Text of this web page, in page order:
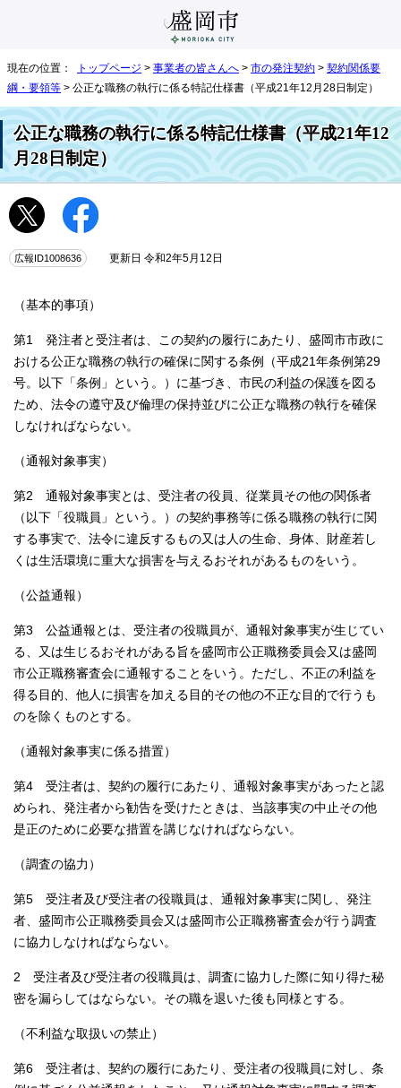
現在の位置： トップページ > 事業者の皆さんへ > 市の発注契約 > 契約関係要
綱・要領等 > 公正な職務の執行に係る特記仕様書（平成21年12月28日制定）
公正な職務の執行に係る特記仕様書（平成21年12
月28日制定）
広報ID1008636 更新日 令和2年5月12日
（基本的事項）
第1 発注者と受注者は、この契約の履行にあたり、盛岡市市政に
おける公正な職務の執行の確保に関する条例（平成21年条例第29
号。以下「条例」という。）に基づき、市民の利益の保護を図る
ため、法令の遵守及び倫理の保持並びに公正な職務の執行を確保
しなければならない。
（通報対象事実）
第2 通報対象事実とは、受注者の役員、従業員その他の関係者
（以下「役職員」という。）の契約事務等に係る職務の執行に関
する事実で、法令に違反するもの又は人の生命、身体、財産若し
くは生活環境に重大な損害を与えるおそれがあるものをいう。
（公益通報）
第3 公益通報とは、受注者の役職員が、通報対象事実が生じてい
る、又は生じるおそれがある旨を盛岡市公正職務委員会又は盛岡
市公正職務審査会に通報することをいう。ただし、不正の利益を
得る目的、他人に損害を加える目的その他の不正な目的で行うも
のを除くものとする。
（通報対象事実に係る措置）
第4 受注者は、契約の履行にあたり、通報対象事実があったと認
められ、発注者から勧告を受けたときは、当該事実の中止その他
是正のために必要な措置を講じなければならない。
（調査の協力）
第5 受注者及び受注者の役職員は、通報対象事実に関し、発注
者、盛岡市公正職務委員会又は盛岡市公正職務審査会が行う調査
に協力しなければならない。
2 受注者及び受注者の役職員は、調査に協力した際に知り得た秘
密を漏らしてはならない。その職を退いた後も同様とする。
（不利益な取扱いの禁止）
第6 受注者は、契約の履行にあたり、受注者の役職員に対し、条